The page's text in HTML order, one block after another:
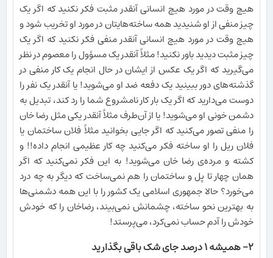
هیچ وقت در مورد هیچ انسانی آنقدر مثبت فکر نکنید که اگر یک
چیز منفی از او شنیدید همه ساخته‌هایتان در مورد او تخریب شود و
هیچ وقت در مورد هیچ انسانی آنقدر منفی فکر نکنید که اگر یک
چیز مثبت دیدید باور نکنید! مثلاً آنقدر یک مسؤول را معصوم در نظر
می‌گیرید که اگر یک عکس از ایشان در حال انجام یک کار منفی در
گذشته‌های دور ببینید یک دفعه ضد او می‌شوید! یا آنقدر یک نفر را
دوست می‌دارید که اگر یک بار کار نامشروع شما را رد کند، تبدیل به
دشمن خونی او می‌شوید! یا از آن‌طرف مثلاً آنقدر یکی مثل رضا خان
را منفی تصور می‌کنید که اگر جایی بخوانید مثلاً فلان ساختمان یا
فلان ریل را او ساخته فکر می‌کنید چه کار عظیمی انجام داده!! و
کشته و مرده‌ی رضا خان می‌شوید! به این فکر نمی‌کنید که اگر
همان چهار تا پل و ساختمان را هم نمی‌ساخت که دیگر به چه درد
می‌خورد؟ حالا جمهوری اسلامی یک کشور را با این همه دشمنی‌ها
به بهترین نحو ساخته، چشمانش نمی‌بیند، رضاخان را که خودش
خودش را آدم حساب نمی‌کرد، می‌پرستد!
۲- همیشه ۱ درصد جای شک باقی بگذارید